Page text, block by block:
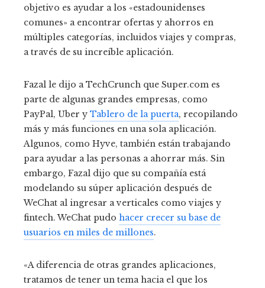
objetivo es ayudar a los «estadounidenses
comunes» a encontrar ofertas y ahorros en
múltiples categorías, incluidos viajes y compras,
a través de su increíble aplicación.
Fazal le dijo a TechCrunch que Super.com es
parte de algunas grandes empresas, como
PayPal, Uber y Tablero de la puerta, recopilando
más y más funciones en una sola aplicación.
Algunos, como Hyve, también están trabajando
para ayudar a las personas a ahorrar más. Sin
embargo, Fazal dijo que su compañía está
modelando su súper aplicación después de
WeChat al ingresar a verticales como viajes y
fintech. WeChat pudo hacer crecer su base de
usuarios en miles de millones.
«A diferencia de otras grandes aplicaciones,
tratamos de tener un tema hacia el que los